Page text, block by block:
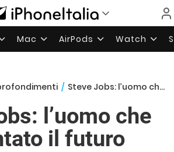
Mac AirPods Watch
/ Steve Jobs: l’uomo che ha inventato il futuro
l’uomo che
il futuro